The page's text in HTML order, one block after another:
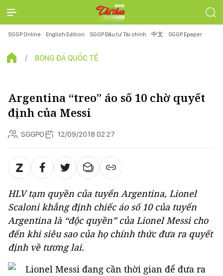
SGGP Online English Edition SGGP Đầu tư Tài chính 中文 SGGP Epaper
BÓNG ĐÁ QUỐC TẾ
Argentina “treo” áo số 10 chờ quyết
định của Messi
SGGPO 12/09/2018 02:27
HLV tạm quyền của tuyển Argentina, Lionel
Scaloni khẳng định chiếc áo số 10 của tuyển
Argentina là “độc quyền” của Lionel Messi cho
đến khi siêu sao của họ chính thức đưa ra quyết
định về tương lai.